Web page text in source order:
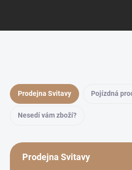
Prodejna Svitavy Pojízdná
Nesedí vám zboží?
Prodejna Svitavy